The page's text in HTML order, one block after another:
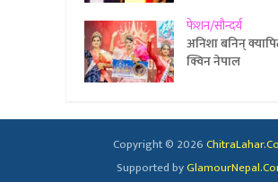
फेशन/सौन्दर्य
अनिशा बनिन्
क्विन नेपाल
Copyright © 2026
Supported by